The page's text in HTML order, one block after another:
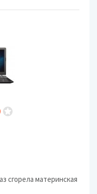
сгорела материнская